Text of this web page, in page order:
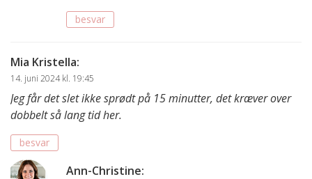
besvar
Mia Kristella:
14. juni 2024 kl. 19:45
Jeg får det slet ikke sprødt på 15 minutter, det kræver over
dobbelt så lang tid her.
besvar
Ann-Christine: